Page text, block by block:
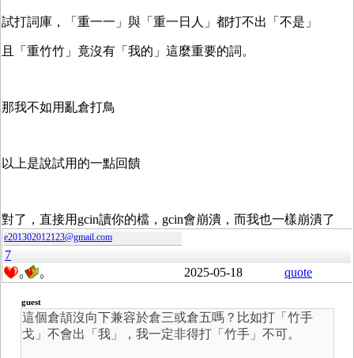
試打詞庫，「重一一」與「重一日人」都打不出「不是」
且「重竹竹」竟沒有「我的」這麼重要的詞。
那我不如用亂倉打鳥
以上是說試用的一點回饋
對了，直接用gcin讀你的檔，gcin會崩潰，而我也一樣崩潰了
e201302012123@gmail.com
7
0 0 2025-05-18 quote
guest
這個倉頡沒向下兼容於倉三或倉五嗎？比如打「竹手
戈」不會出「我」，我一定非得打「竹手」不可。